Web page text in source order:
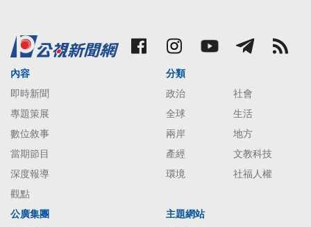
內容
即時新聞
專題策展
數位敘事
當期節目
深度報導
觀點
分類
政治
社會
全球
生活
兩岸
地方
產經
文教科技
環境
社福人權
公廣集團
主題網站